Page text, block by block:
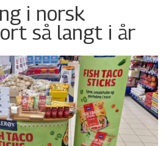
i norsk
så langt i år